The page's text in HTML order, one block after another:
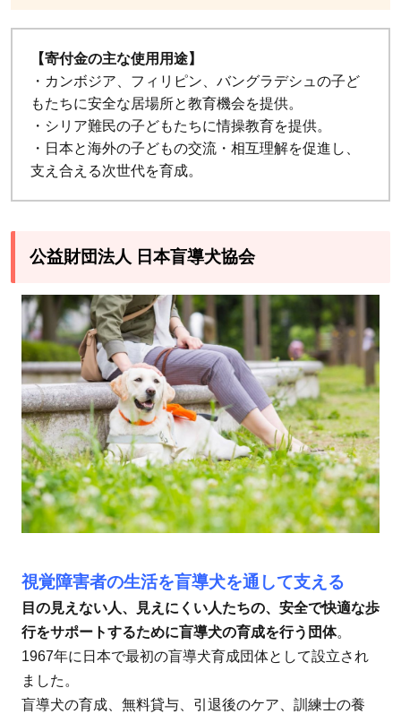
【寄付金の主な使用用途】
・カンボジア、フィリピン、バングラデシュの子ど
もたちに安全な居場所と教育機会を提供。
・シリア難民の子どもたちに情操教育を提供。
・日本と海外の子どもの交流・相互理解を促進し、
支え合える次世代を育成。
公益財団法人 日本盲導犬協会
視覚障害者の生活を盲導犬を通して支える
目の見えない人、見えにくい人たちの、安全で快適な歩
行をサポートするために盲導犬の育成を行う団体。
1967年に日本で最初の盲導犬育成団体として設立され
ました。
盲導犬の育成、無料貸与、引退後のケア、訓練士の養